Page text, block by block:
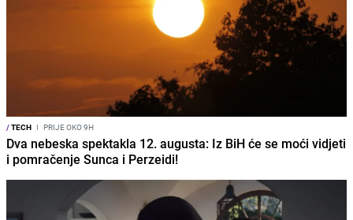
/TECH I PRIJE OKO 9H
Dva nebeska spektakla 12. augusta: Iz BiH će se moći vidjeti
i pomračenje Sunca i Perzeidi!